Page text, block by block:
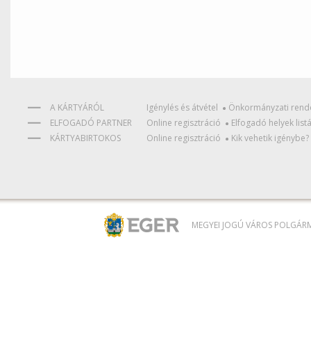
A KÁRTYÁRÓL Igénylés és átvétel
Önkormányzati
ELFOGADÓ PARTNER
Online regisztráció
Elfogadó helyek
KÁRTYABIRTOKOS
Online regisztráció Kik vehetik igénybe?
MEGYEI JOGÚ VÁROS